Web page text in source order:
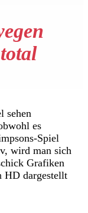
sehen
es
Spiel
wird man sich
Grafiken
HD dargestellt